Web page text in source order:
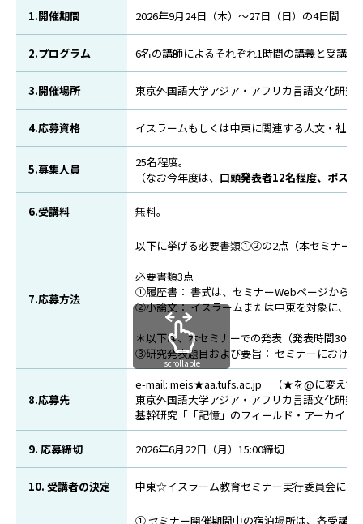
1.開催期間 2026年9月24日（木）～27日（日）の4日間
2.プログラム 6名の講師によるそれぞれ1時間の講義と受講
3.開催場所 東京外国語大学アジア・アフリカ言語文化研
4.応募資格 イスラームもしくは中東に関連する人文・社
5.募集人員
25名程度。
（なお今年度は、 口頭発表者12名程度、ポス
6.受講料 無料。
7.応募方法
以下に挙げる必要書類①②の2点（本セミナー
必要書類3点
①履歴書： 書式は、セミナーWebページから
②小論文： イスラームまたは中東を対象に、
＊以下は、本セミナーでの発表（発表時間30
③研究発表題目および要旨： セミナーにおける
8.応募先
e-mail: meis★aa.tufs.ac.jp （★を@に変えて
東京外国語大学アジア・アフリカ言語文化研究
基幹研究「「記憶」のフィールド・アーカイビ
9. 応募締切 2026年6月22日（月）15:00締切
10. 受講者の決定 中東☆イスラーム教育セミナー実行委員会にお
① セミナー開催期間中の宿泊場所は、各受講者
scrollable